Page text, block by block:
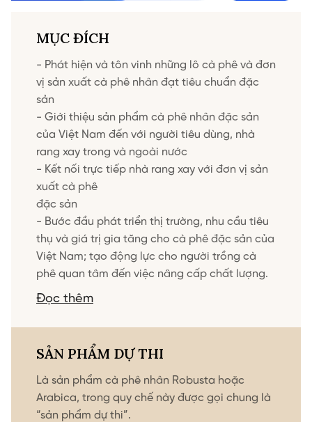
MỤC ĐÍCH
- Phát hiện và tôn vinh những lô cà phê và đơn
vị sản xuất cà phê nhân đạt tiêu chuẩn đặc
sản
- Giới thiệu sản phẩm cà phê nhân đặc sản
của Việt Nam đến với người tiêu dùng, nhà
rang xay trong và ngoài nước
- Kết nối trực tiếp nhà rang xay với đơn vị sản
xuất cà phê
đặc sản
- Bước đầu phát triển thị trường, nhu cầu tiêu
thụ và giá trị gia tăng cho cà phê đặc sản của
Việt Nam; tạo động lực cho người trồng cà
phê quan tâm đến việc nâng cấp chất lượng.
Đọc thêm
SẢN PHẨM DỰ THI
Là sản phẩm cà phê nhân Robusta hoặc
Arabica, trong quy chế này được gọi chung là
“sản phẩm dự thi”.